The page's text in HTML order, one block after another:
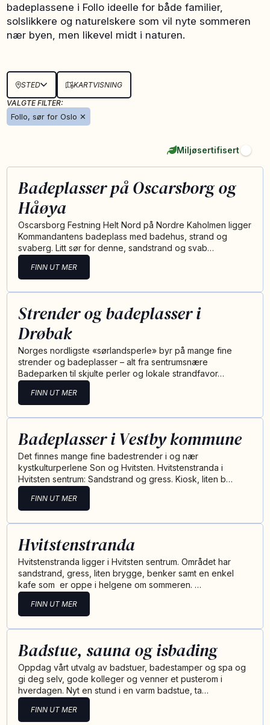
badeplassene i Follo ideelle for både familier,
solslikkere og naturelskere som vil nyte sommeren
nær byen, men likevel midt i naturen.
STED
KARTVISNING
VALGTE FILTER:
Follo, sør for Oslo ✕
Miljøsertifisert
Badeplasser på Oscarsborg og
Håøya
Oscarsborg Festning Helt Nord på Nordre Kaholmen ligger
Kommandantens badeplass med badehus, strand og
svaberg. Litt sør for denne, sandstrand og svab…
FINN UT MER
Strender og badeplasser i
Drøbak
Norges nordligste «sørlandsperle» byr på mange fine
strender og badeplasser – alt fra sentrumsnære
Badeparken til skjulte perler og lokale strandfavor…
FINN UT MER
Badeplasser i Vestby kommune
Det finnes mange fine badestrender i og nær
kystkulturperlene Son og Hvitsten. Hvitstenstranda i
Hvitsten sentrum: Sandstrand og gress. Kiosk, liten b…
FINN UT MER
Hvitstenstranda
Hvitstenstranda ligger i Hvitsten sentrum. Området har
sandstrand, gress, liten brygge, benker samt en enkel
kafe som er oppe i helgene om sommeren. …
FINN UT MER
Badstue, sauna og isbading
Oppdag vårt utvalg av badstuer, badestamper og spa og
gi deg selv, gode kolleger og venner et pusterom i
hverdagen. Nyt en stund i en varm badstue, ta…
FINN UT MER